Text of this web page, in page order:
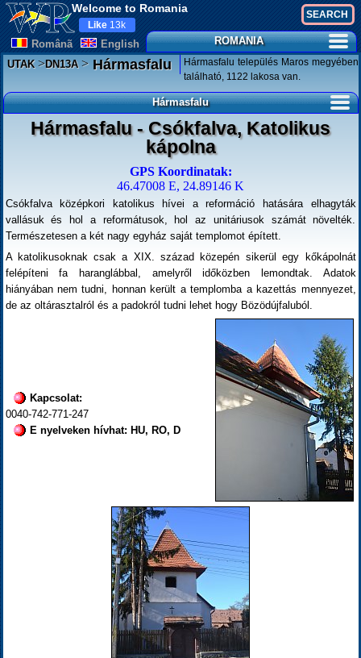
Welcome to Romania
Românã English
Like 13k
ROMANIA
UTAK>DN13A>Hármasfalu
Hármasfalu település Maros megyében
található, 1122 lakosa van.
Hármasfalu
Hármasfalu - Csókfalva, Katolikus
kápolna
GPS Koordinatak:
46.47008 E, 24.89146 K
Csókfalva középkori katolikus hívei a reformáció hatására elhagyták
vallásuk és hol a reformátusok, hol az unitáriusok számát növelték.
Természetesen a két nagy egyház saját templomot épített.
A katolikusoknak csak a XIX. század közepén sikerül egy kőkápolnát
felépíteni fa haranglábbal, amelyről időközben lemondtak. Adatok
hiányában nem tudni, honnan került a templomba a kazettás mennyezet,
de az oltárasztalról és a padokról tudni lehet hogy Bözödújfaluból.
Kapcsolat:
0040-742-771-247
E nyelveken hívhat: HU, RO, D